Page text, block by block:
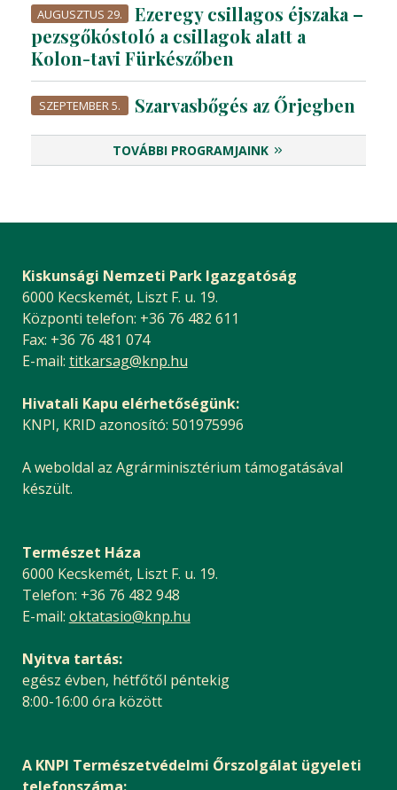
AUGUSZTUS 29.
Ezeregy csillagos éjszaka –
pezsgőkóstoló a csillagok alatt a
Kolon-tavi Fürkészőben
SZEPTEMBER 5. Szarvasbőgés az Őrjegben
TOVÁBBI PROGRAMJAINK
Kiskunsági Nemzeti Park Igazgatóság
6000 Kecskemét, Liszt F. u. 19.
Központi telefon: +36 76 482 611
Fax: +36 76 481 074
E-mail: titkarsag@knp.hu
Hivatali Kapu elérhetőségünk:
KNPI, KRID azonosító: 501975996
A weboldal az Agrárminisztérium támogatásával
készült.
Természet Háza
6000 Kecskemét, Liszt F. u. 19.
Telefon: +36 76 482 948
E-mail: oktatasio@knp.hu
Nyitva tartás:
egész évben, hétfőtől péntekig
8:00-16:00 óra között
A KNPI Természetvédelmi Őrszolgálat ügyeleti